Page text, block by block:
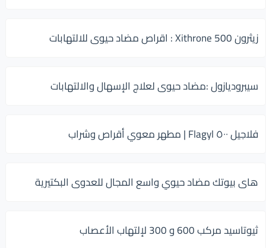
زيثرون 500 Xithrone : اقراص مضاد حيوى للالتهابات
سيبروديازول :مضاد حيوى لعلاج الإسهال والالتهابات
فلاجيل ٥٠٠ Flagyl | مطهر معوي أقراص وشراب
هاى بيوتك مضاد حيوي واسع المجال للعدوى البكتيرية
ثيوتاسيد مركب 600 و 300 لإلتهاب الأعصاب